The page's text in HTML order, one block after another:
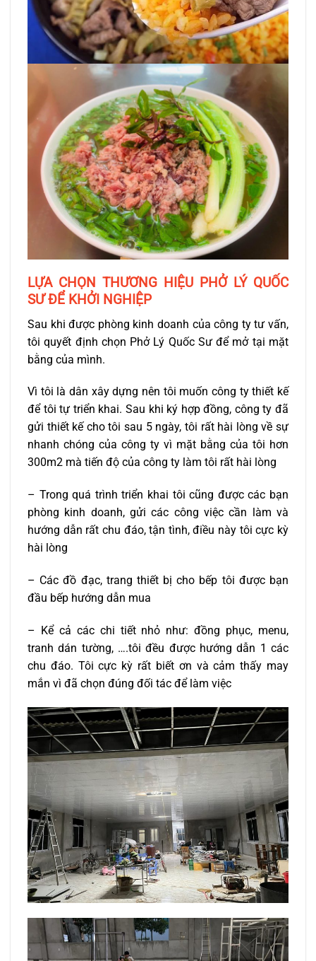
LỰA CHỌN THƯƠNG HIỆU PHỞ LÝ QUỐC
SƯ ĐỂ KHỞI NGHIỆP
Sau khi được phòng kinh doanh của công ty tư vấn,
tôi quyết định chọn Phở Lý Quốc Sư để mở tại mặt
bằng của mình.
Vì tôi là dân xây dựng nên tôi muốn công ty thiết kế
để tôi tự triển khai. Sau khi ký hợp đồng, công ty đã
gửi thiết kế cho tôi sau 5 ngày, tôi rất hài lòng về sự
nhanh chóng của công ty vì mặt bằng của tôi hơn
300m2 mà tiến độ của công ty làm tôi rất hài lòng
– Trong quá trình triển khai tôi cũng được các bạn
phòng kinh doanh, gửi các công việc cần làm và
hướng dẫn rất chu đáo, tận tình, điều này tôi cực kỳ
hài lòng
– Các đồ đạc, trang thiết bị cho bếp tôi được bạn
đầu bếp hướng dẫn mua
– Kể cả các chi tiết nhỏ như: đồng phục, menu,
tranh dán tường, ….tôi đều được hướng dẫn 1 các
chu đáo. Tôi cực kỳ rất biết ơn và cảm thấy may
mắn vì đã chọn đúng đối tác để làm việc